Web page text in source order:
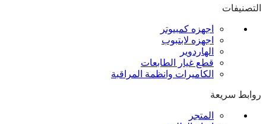
التصنيفات
اجهزه كمبيوتر
اجهزه لابتبوب
الهاردوير
قطع غيار الطابعات
الكاميرات وانظمة المراقبة
روابط سريعة
المتجر